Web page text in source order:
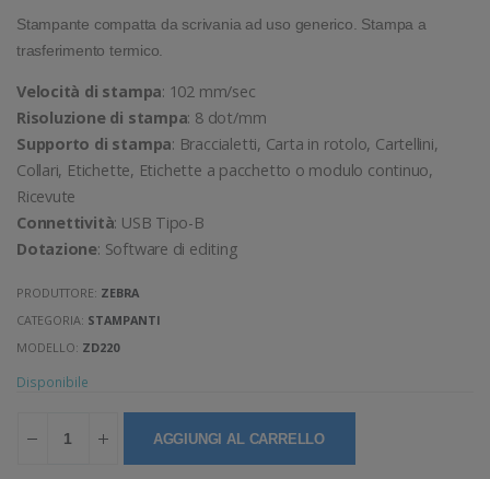
Stampante compatta da scrivania ad uso generico. Stampa a
trasferimento termico.
Velocità di stampa: 102 mm/sec
Risoluzione di stampa: 8 dot/mm
Supporto di stampa: Braccialetti, Carta in rotolo, Cartellini,
Collari, Etichette, Etichette a pacchetto o modulo continuo,
Ricevute
Connettività: USB Tipo-B
Dotazione: Software di editing
PRODUTTORE: ZEBRA
CATEGORIA: STAMPANTI
MODELLO: ZD220
Disponibile
AGGIUNGI AL CARRELLO